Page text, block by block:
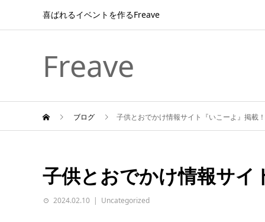
喜ばれるイベントを作るFreave
Freave
ブログ 子供とおでかけ情報サイト『いこーよ』掲載
子供とおでかけ情報サイ
2024.02.10 Uncategorized